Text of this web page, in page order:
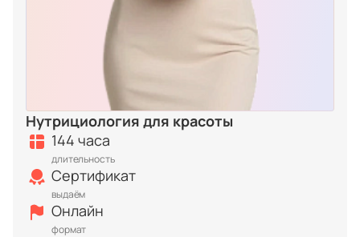
Нутрициология для красоты
144 часа
длительность
Сертификат
выдаём
Онлайн
формат